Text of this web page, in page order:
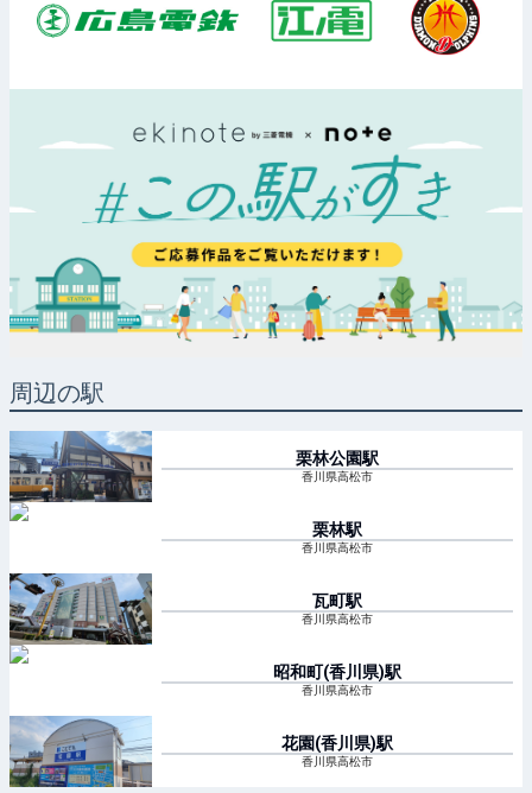
周辺の駅
栗林公園駅
香川県高松市
栗林駅
香川県高松市
瓦町駅
香川県高松市
昭和町(香川県)駅
香川県高松市
花園(香川県)駅
香川県高松市